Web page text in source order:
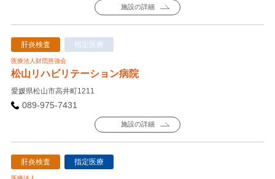
施設の詳細
肝炎検査 指定医療
医療法人財団慈強会
松山リハビリテーション病院
愛媛県松山市高井町1211
089-975-7431
施設の詳細
肝炎検査 指定医療